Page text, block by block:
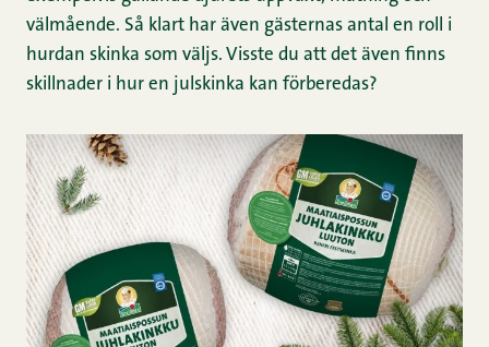
välmående. Så klart har även gästernas antal en roll i
hurdan skinka som väljs. Visste du att det även finns
skillnader i hur en julskinka kan förberedas?